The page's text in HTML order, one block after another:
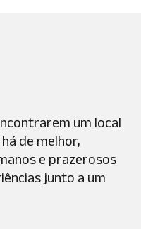
um local
de melhor,
e prazerosos
junto a um